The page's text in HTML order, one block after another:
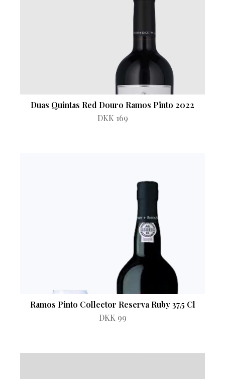
Duas Quintas Red Douro Ramos Pinto 2022
DKK 169
Ramos Pinto Collector Reserva Ruby 37,5 Cl
DKK 99